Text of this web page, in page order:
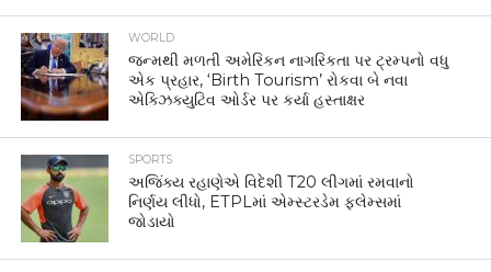
WORLD
જન્મથી મળતી અમેરિકન નાગરિકતા પર ટ્રમ્પનો વધુ
એક પ્રહાર, ‘Birth Tourism’ રોકવા બે નવા
એક્ઝિક્યુટિવ ઓર્ડર પર કર્યા હસ્તાક્ષર
SPORTS
અજિંક્ય રહાણેએ વિદેશી T20 લીગમાં રમવાનો
નિર્ણય લીધો, ETPLમાં એમ્સ્ટરડેમ ફ્લેમ્સમાં
જોડાયો